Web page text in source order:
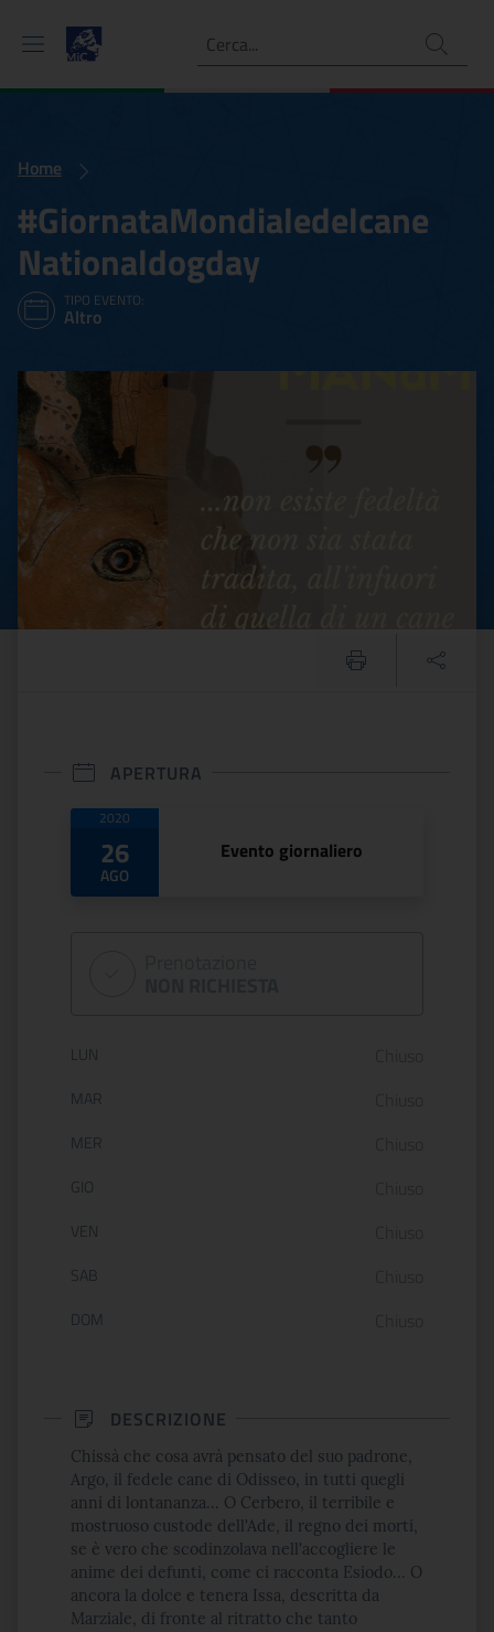
Ricerca
Home
#GiornataMondialedelcane
Nationaldogday
TIPO EVENTO:
Altro
APERTURA
Date di apertura
2020
26
AGO
Evento giornaliero
Orario di apertura:
LUN
MAR
MER
GIO
VEN
SAB
DOM
DESCRIZIONE
Chissà che cosa avrà pensato del suo padrone,
Argo, il fedele cane di Odisseo, in tutti quegli
anni di lontananza... O Cerbero, il terribile e
mostruoso custode dell'Ade, il regno dei morti,
se è vero che scodinzolava nell'accogliere le
anime dei defunti, come ci racconta Esiodo... O
ancora la dolce e tenera Issa, descritta da
Marziale, di fronte al ritratto che tanto